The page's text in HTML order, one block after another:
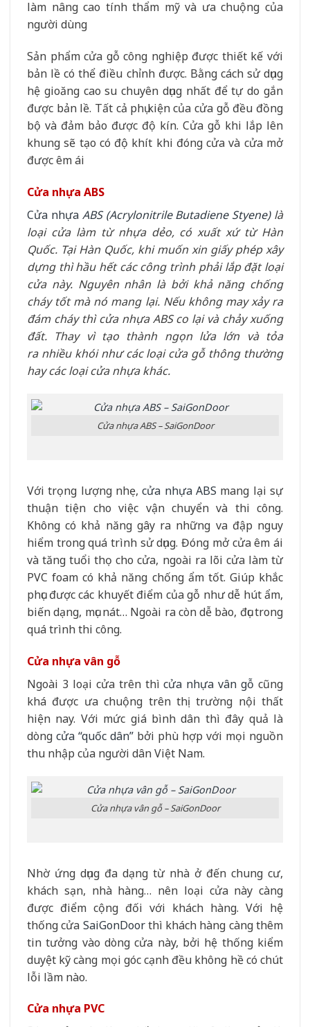
làm nâng cao tính thẩm mỹ và ưa chuộng của
người dùng
Sản phẩm cửa gỗ công nghiệp được thiết kế với
bản lề có thể điều chỉnh được. Bằng cách sử dụng
hệ gioăng cao su chuyên dụng nhất để tự do gắn
được bản lề. Tất cả phụ kiện của cửa gỗ đều đồng
bộ và đảm bảo được độ kín. Cửa gỗ khi lắp lên
khung sẽ tạo có độ khít khi đóng cửa và cửa mở
được êm ái
Cửa nhựa ABS
Cửa nhựaABS (Acrylonitrile Butadiene Styene)là
loại cửa làm từ nhựa dẻo, có xuất xứ từ Hàn
Quốc. Tại Hàn Quốc, khi muốn xin giấy phép xây
dựng thì hầu hết các công trình phải lắp đặt loại
cửa này. Nguyên nhân là bởi khả năng chống
cháy tốt mà nó mang lại. Nếu không may xảy ra
đám cháy thì cửa nhựa ABS co lại và chảy xuống
đất. Thay vì tạo thành ngọn lửa lớn và tỏa
ra nhiều khói như các loại cửa gỗ thông thường
hay các loại cửa nhựa khác.
Cửa nhựa ABS – SaiGonDoor
Với trọng lượng nhẹ,cửa nhựa ABS mang lại sự
thuận tiện cho việc vận chuyển và thi công.
Không có khả năng gây ra những va đập nguy
hiểm trong quá trình sử dụng. Đóng mở cửa êm ái
và tăng tuổi thọ cho cửa, ngoài ra lõi cửa làm từ
PVC foam có khả năng chống ẩm tốt. Giúp khắc
phục được các khuyết điểm của gỗ như dễ hút ẩm,
biến dạng, mục nát… Ngoài ra còn dễ bào, đục trong
quá trình thi công.
Cửa nhựa vân gỗ
Ngoài 3 loại cửa trên thìcửa nhựa vân gỗ cũng
khá được ưa chuộng trên thị trường nội thất
hiện nay. Với mức giá bình dân thì đây quả là
dòng cửa “quốc dân” bởi phù hợp với mọi nguồn
thu nhập của người dân Việt Nam.
Cửa nhựa vân gỗ – SaiGonDoor
Nhờ ứng dụng đa dạng từ nhà ở đến chung cư,
khách sạn, nhà hàng… nên loại cửa này càng
được điểm cộng đối với khách hàng. Với hệ
thống cửa SaiGonDoorthì khách hàng càng thêm
tin tưởng vào dòng cửa này, bởi hệ thống kiểm
duyệt kỹ càng mọi góc cạnh đều không hề có chút
lỗi lầm nào.
Cửa nhựa PVC